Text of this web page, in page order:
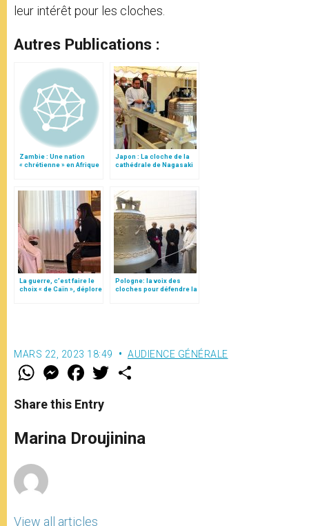
leur intérêt pour les cloches.
Autres Publications :
Zambie : Une nation
« chrétienne » en Afrique
Japon : La cloche de la
cathédrale de Nagasaki
La guerre, c’est faire le
choix « de Caïn », déplore
Pologne: la voix des
cloches pour défendre la
MARS 22, 2023 18:49 AUDIENCE GÉNÉRALE
W
t
s
p
p
M
e
s
e
g
e
F
a
e
b
o
k
w
r
Share this Entry
Marina Droujinina
View all articles